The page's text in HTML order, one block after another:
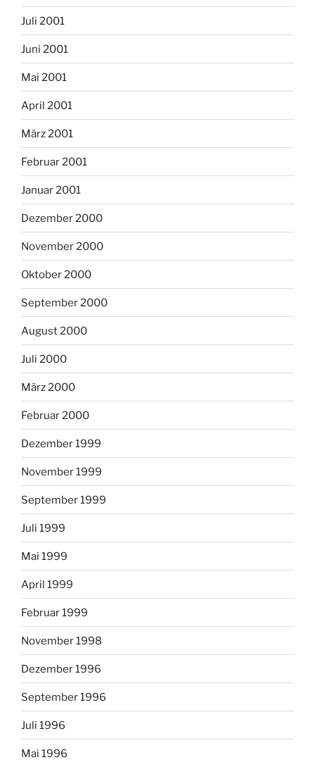
Juli 2001
Juni 2001
Mai 2001
April 2001
März 2001
Februar 2001
Januar 2001
Dezember 2000
November 2000
Oktober 2000
September 2000
August 2000
Juli 2000
März 2000
Februar 2000
Dezember 1999
November 1999
September 1999
Juli 1999
Mai 1999
April 1999
Februar 1999
November 1998
Dezember 1996
September 1996
Juli 1996
Mai 1996